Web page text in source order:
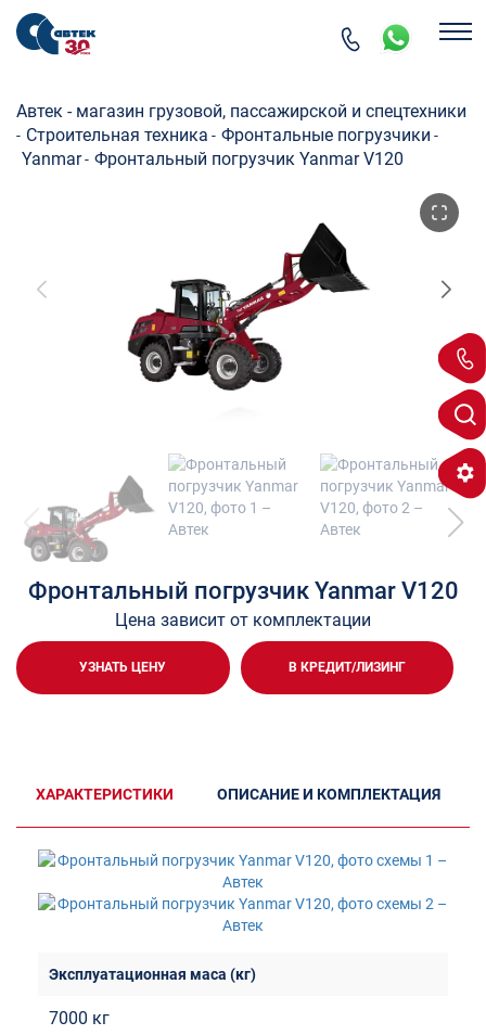
Автек - магазин грузовой, пассажирской и спецтехники
- Строительная техника - Фронтальные погрузчики -
Yanmar- Фронтальный погрузчик Yanmar V120
Фронтальный погрузчик Yanmar V120
Цена зависит от комплектации
УЗНАТЬ ЦЕНУ В КРЕДИТ/ЛИЗИНГ
ХАРАКТЕРИСТИКИ ОПИСАНИЕ И КОМПЛЕКТАЦИЯ
7000 кг